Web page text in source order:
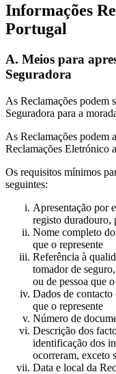
Informações
Portugal
A. Meios para
Seguradora
As Reclamações podem
Seguradora para a
As Reclamações podem
Reclamações Eletrónico
Os requisitos mínimos
seguintes:
Apresentação por
registo duradouro,
Nome completo
que o represente
Referência à
tomador de
ou de pessoa que
Dados de contacto
que o represente
Número de
Descrição dos
identificação dos
ocorreram, exceto
Data e local da